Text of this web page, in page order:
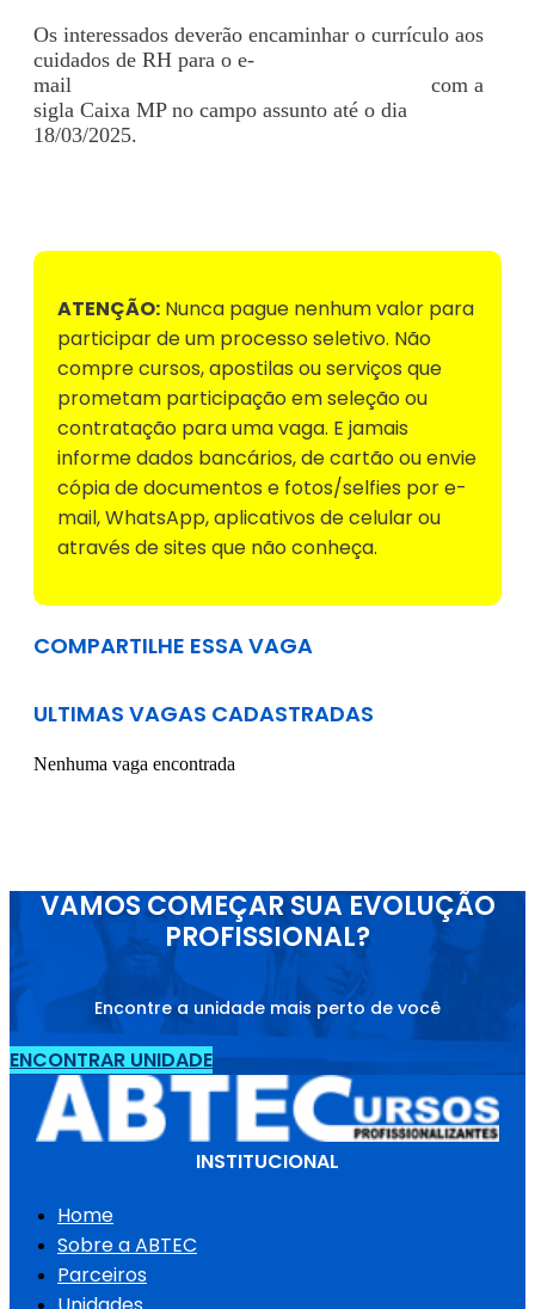
Os interessados deverão encaminhar o currículo aos
cuidados de RH para o e-
mail
com a
sigla Caixa MP no campo assunto até o dia
18/03/2025.
ATENÇÃO: Nunca pague nenhum valor para
participar de um processo seletivo. Não
compre cursos, apostilas ou serviços que
prometam participação em seleção ou
contratação para uma vaga. E jamais
informe dados bancários, de cartão ou envie
cópia de documentos e fotos/selfies por e-
mail, WhatsApp, aplicativos de celular ou
através de sites que não conheça.
COMPARTILHE ESSA VAGA
ULTIMAS VAGAS CADASTRADAS
Nenhuma vaga encontrada
VAMOS COMEÇAR SUA EVOLUÇÃO
PROFISSIONAL?
Encontre a unidade mais perto de você
ENCONTRAR UNIDADE
INSTITUCIONAL
Home
Sobre a ABTEC
Parceiros